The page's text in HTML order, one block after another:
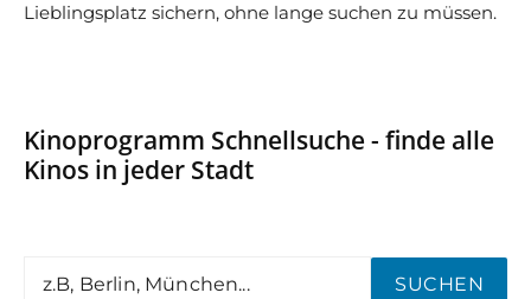
Lieblingsplatz sichern, ohne lange suchen zu müssen.
Kinoprogramm Schnellsuche - finde alle
Kinos in jeder Stadt
SUCHEN